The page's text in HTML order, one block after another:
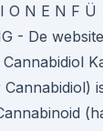
O N E N F
- De